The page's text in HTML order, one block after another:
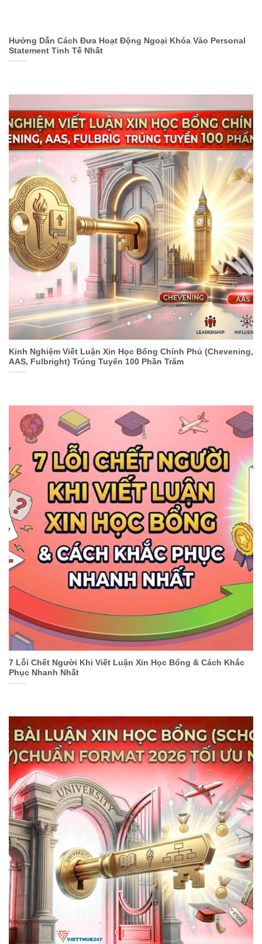
Hướng Dẫn Cách Đưa Hoạt Động Ngoại Khóa Vào Personal
Statement Tinh Tế Nhất
Kinh Nghiệm Viết Luận Xin Học Bổng Chính Phủ (Chevening,
AAS, Fulbright) Trúng Tuyển 100 Phần Trăm
7 Lỗi Chết Người Khi Viết Luận Xin Học Bổng & Cách Khắc
Phục Nhanh Nhất